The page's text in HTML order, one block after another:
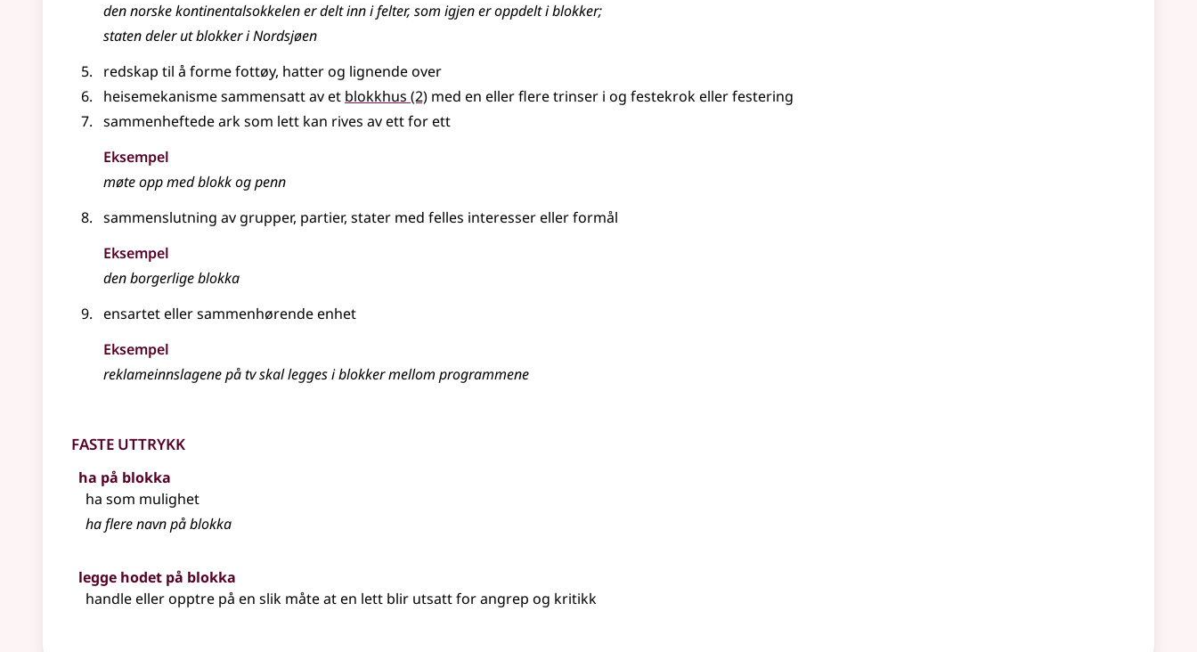
den norske kontinentalsokkelen er delt inn i felter, som igjen er oppdelt iblokker;
staten deler utblokkeri Nordsjøen
redskap til å forme fottøy, hatterog lignendeover
heisemekanisme sammensatt av et blokkhus (2) med en ellerflere trinser i og festekrokellerfestering
sammenheftede ark som lett kan rives av ett for ett
Eksempel
møte opp med blokk og penn
sammenslutning av grupper, partier, stater med felles interesserellerformål
Eksempel
den borgerlige blokka
ensartetellersammenhørende enhet
Eksempel
reklameinnslagene på tv skal legges i blokker mellom programmene
Faste uttrykk
ha på blokka
ha som mulighet
ha flere navn på blokka
legge hodet på blokka
handle eller opptre på en slik måte at en lett blir utsatt for angrep og kritikk